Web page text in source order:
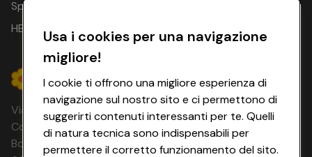
Spesa Online
HEYCONAD
Via Michelino, 59 | 40127 BOLOGNA
Codice Fiscale e Registro Imprese di
Bologna 00865960157 PARTITA IVA
Usa i cookies per una navigazione
migliore!
I cookie ti offrono una migliore esperienza di
navigazione sul nostro sito e ci permettono di
suggerirti contenuti interessanti per te. Quelli
di natura tecnica sono indispensabili per
permettere il corretto funzionamento del sito.